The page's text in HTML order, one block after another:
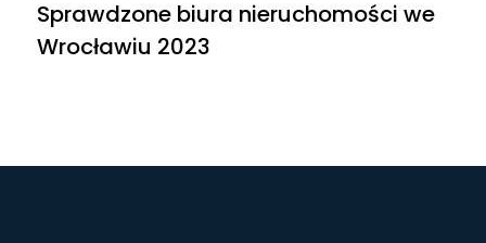
Sprawdzone biura nieruchomości we
Wrocławiu 2023